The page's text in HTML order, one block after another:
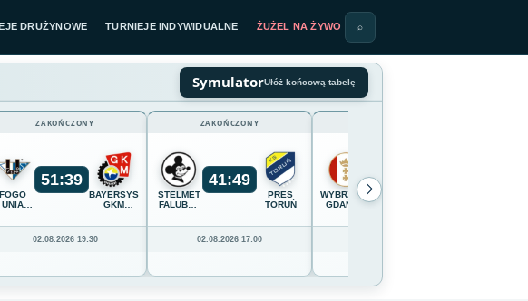
DRUŻYNOWE TURNIEJE INDYWIDUALNE ŻUŻEL NA ŻYWO ⌕
SymulatorUłóż końcową tabelę
ZAKOŃCZONY
FOGO
UNIA
51:39
BAYERSYSTEM
GKM
02.08.2026 19:30
ZAKOŃCZONY
STELMET
FALUBAZ
GÓRA
41:49
PRES
TORUŃ
02.08.2026 17:00
WYBRZEŻE
GDAŃSK
54